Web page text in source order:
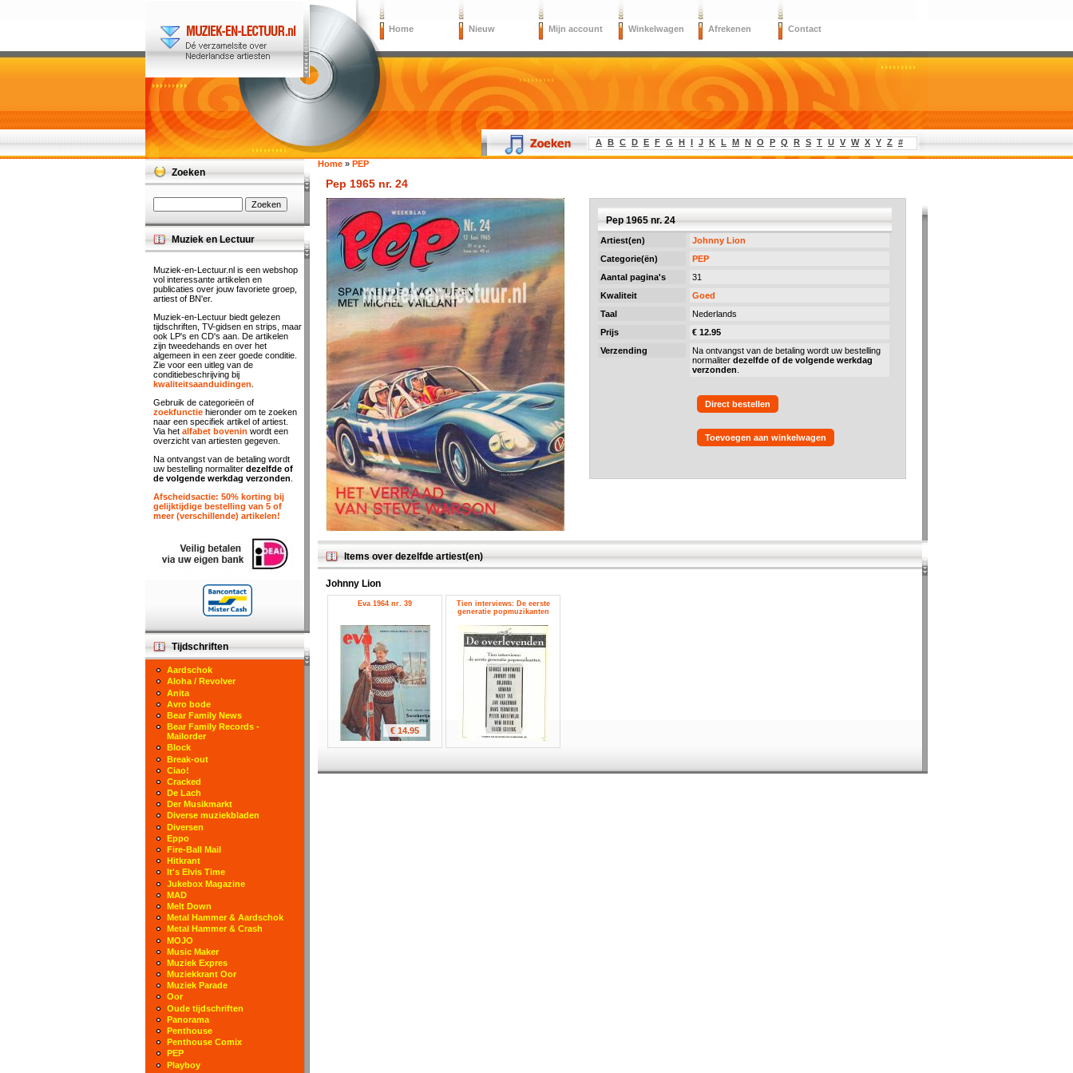
Home Nieuw Mijn account Winkelwagen Afrekenen Contact
A B C D E F G H I J K L M N O P Q R S T U V W X Y Z #
Home » PEP
Pep 1965 nr. 24
Pep 1965 nr. 24
Artiest(en)
Johnny Lion
Categorie(ën)
PEP
Aantal pagina's
31
Kwaliteit
Goed
Taal
Nederlands
Prijs
€ 12.95
Verzending
Na ontvangst van de betaling wordt uw bestelling
normaliter dezelfde of de volgende werkdag
verzonden
Direct bestellen
Toevoegen aan winkelwagen
Items over dezelfde artiest(en)
Johnny Lion
Eva 1964 nr. 39
€ 14.95
Tien interviews: De eerste
generatie popmuzikanten
Zoeken
Muziek en Lectuur
Muziek-en-Lectuur.nl is een webshop
vol interessante artikelen en
publicaties over jouw favoriete groep,
artiest of BN'er.
Muziek-en-Lectuur biedt gelezen
tijdschriften, TV-gidsen en strips, maar
ook LP's en CD's aan. De artikelen
zijn tweedehands en over het
algemeen in een zeer goede conditie.
Zie voor een uitleg van de
conditiebeschrijving bij
kwaliteitsaanduidingen
Gebruik de categorieën of
zoekfunctie hieronder om te zoeken
naar een specifiek artikel of artiest.
Via het alfabet bovenin wordt een
overzicht van artiesten gegeven.
Na ontvangst van de betaling wordt
uw bestelling normaliter dezelfde of
de volgende werkdag verzonden
Afscheidsactie: 50% korting bij
gelijktijdige bestelling van 5 of
meer (verschillende) artikelen!
Tijdschriften
Aardschok
Aloha / Revolver
Anita
Avro bode
Bear Family News
Bear Family Records -
Mailorder
Block
Break-out
Ciao!
Cracked
De Lach
Der Musikmarkt
Diverse muziekbladen
Diversen
Eppo
Fire-Ball Mail
Hitkrant
It's Elvis Time
Jukebox Magazine
MAD
Melt Down
Metal Hammer & Aardschok
Metal Hammer & Crash
MOJO
Music Maker
Muziek Expres
Muziekkrant Oor
Muziek Parade
Oor
Oude tijdschriften
Panorama
Penthouse
Penthouse Comix
PEP
Playboy